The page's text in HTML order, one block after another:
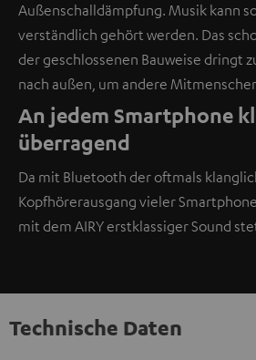
Außenschalldämpfung. Musik kann
verständlich gehört werden. Das
der geschlossenen Bauweise dringt
nach außen, um andere
An jedem Smartphone
überragend
Da mit Bluetooth der oftmals
Kopfhörerausgang vieler
mit dem AIRY erstklassiger Sound
Technische Daten